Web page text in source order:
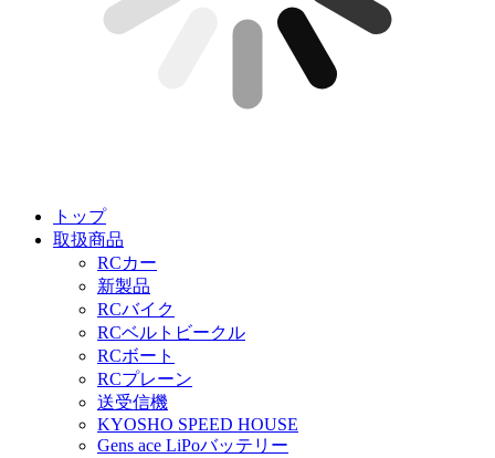
トップ
取扱商品
RCカー
新製品
RCバイク
RCベルトビークル
RCボート
RCプレーン
送受信機
KYOSHO SPEED HOUSE
Gens ace LiPoバッテリー